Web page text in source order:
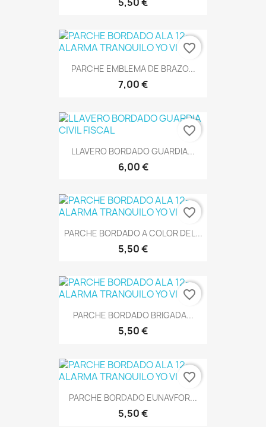
PARCHE EMBLEMA DE BRAZO...
7,00 €
favorite_border
LLAVERO BORDADO GUARDIA...
6,00 €
favorite_border
PARCHE BORDADO A COLOR DEL...
5,50 €
favorite_border
PARCHE BORDADO BRIGADA...
5,50 €
favorite_border
PARCHE BORDADO EUNAVFOR...
5,50 €
favorite_border